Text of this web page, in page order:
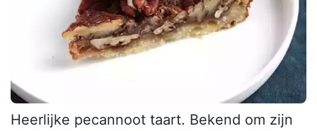
Heerlijke pecannoot taart. Bekend om zijn